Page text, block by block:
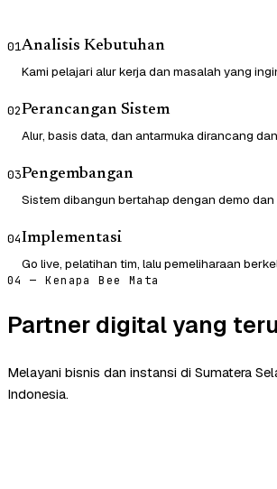
01Analisis Kebutuhan
Kami pelajari alur kerja dan masalah yang
02Perancangan Sistem
Alur, basis data, dan antarmuka dirancang
03Pengembangan
Sistem dibangun bertahap dengan demo
04Implementasi
Go live, pelatihan tim, lalu pemeliharaan
04 — Kenapa Bee Mata
Partner digital yang
Melayani bisnis dan instansi di Sumatera
Indonesia.